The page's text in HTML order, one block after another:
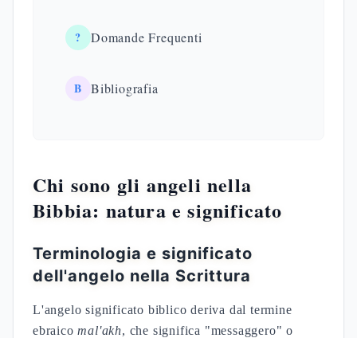
? Domande Frequenti
B Bibliografia
Chi sono gli angeli nella
Bibbia: natura e significato
Terminologia e significato
dell'angelo nella Scrittura
L'angelo significato biblico deriva dal termine
ebraicomal'akh, che significa "messaggero" o